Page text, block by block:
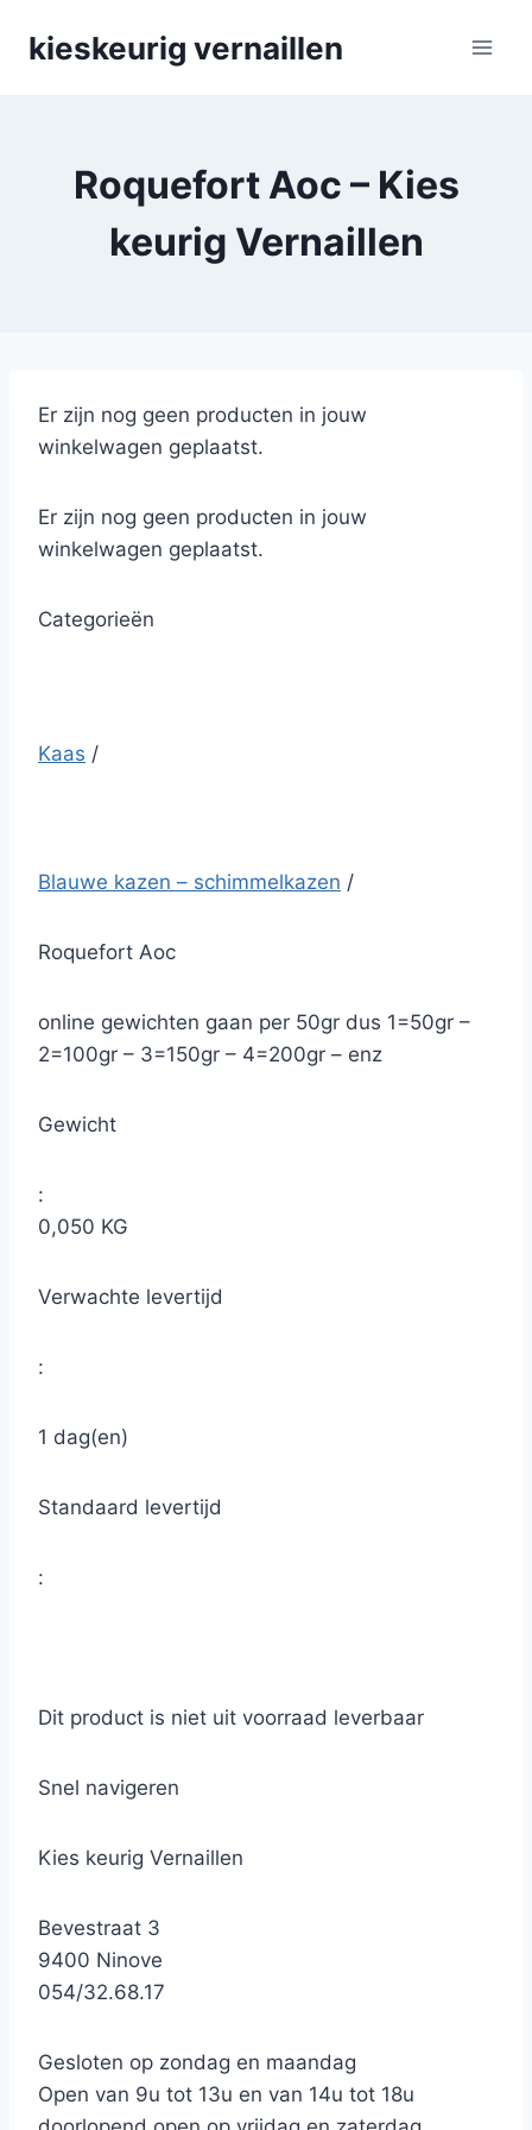
kieskeurig vernaillen
Roquefort Aoc – Kies
keurig Vernaillen
Er zijn nog geen producten in jouw
winkelwagen geplaatst.
Er zijn nog geen producten in jouw
winkelwagen geplaatst.
Categorieën
Kaas /
Blauwe kazen – schimmelkazen /
Roquefort Aoc
online gewichten gaan per 50gr dus 1=50gr –
2=100gr – 3=150gr – 4=200gr – enz
Gewicht
:
0,050 KG
Verwachte levertijd
:
1 dag(en)
Standaard levertijd
:
Dit product is niet uit voorraad leverbaar
Snel navigeren
Kies keurig Vernaillen
Bevestraat 3
9400 Ninove
054/32.68.17
Gesloten op zondag en maandag
Open van 9u tot 13u en van 14u tot 18u